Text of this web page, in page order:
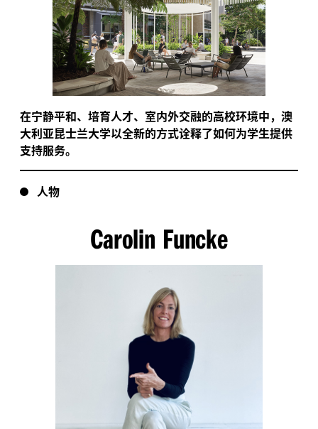
在宁静平和、培育人才、室内外交融的高校环境中，澳
大利亚昆士兰大学以全新的方式诠释了如何为学生提供
支持服务。
人物
Carolin Funcke